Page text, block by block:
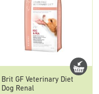
Brit GF Veterinary Diet
Dog Renal